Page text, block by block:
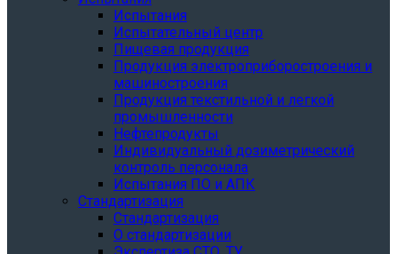
Испытания
Испытательный центр
Пищевая продукция
Продукция электроприборостроения и
машиностроения
Продукция текстильной и легкой
промышленности
Нефтепродукты
Индивидуальный дозиметрический
контроль персонала
Испытания ПО и АПК
Стандартизация
Стандартизация
О стандартизации